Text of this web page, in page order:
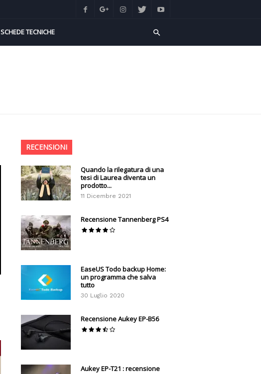
SCHEDE TECNICHE
RECENSIONI
Quando la rilegatura di una
tesi di Laurea diventa un
prodotto...
11 Dicembre 2021
Recensione Tannenberg PS4
EaseUS Todo backup Home:
un programma che salva
tutto
30 Luglio 2020
Recensione Aukey EP-B56
Aukey EP-T21 : recensione